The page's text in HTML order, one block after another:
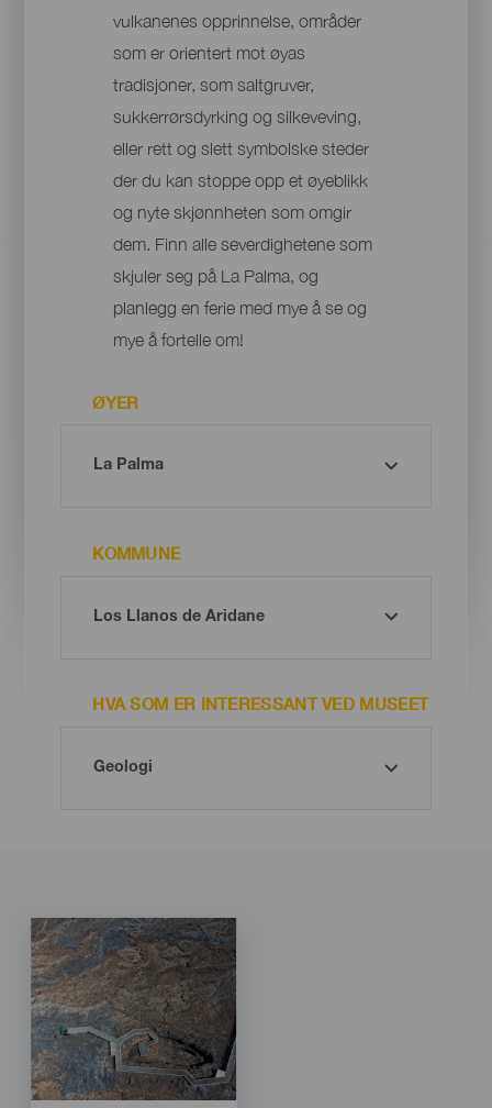
vulkanenes opprinnelse, områder
som er orientert mot øyas
tradisjoner, som saltgruver,
sukkerrørsdyrking og silkeveving,
eller rett og slett symbolske steder
der du kan stoppe opp et øyeblikk
og nyte skjønnheten som omgir
dem. Finn alle severdighetene som
skjuler seg på La Palma, og
planlegg en ferie med mye å se og
mye å fortelle om!
ØYER
KOMMUNE
HVA SOM ER INTERESSANT VED MUSEET
Imagen
Listado
Imagen